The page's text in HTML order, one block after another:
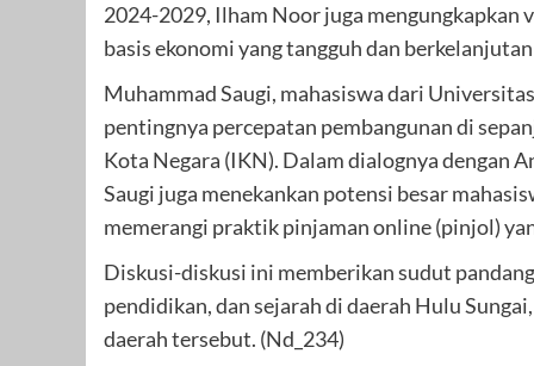
2024-2029, Ilham Noor juga mengungkapkan
basis ekonomi yang tangguh dan
Muhammad Saugi, mahasiswa dari
pentingnya percepatan pembangunan di
Kota Negara (IKN). Dalam dialognya dengan
Saugi juga menekankan potensi besar
memerangi praktik pinjaman online (pinjol)
Diskusi-diskusi ini memberikan sudut
pendidikan, dan sejarah di daerah Hulu
daerah tersebut. (Nd_234)